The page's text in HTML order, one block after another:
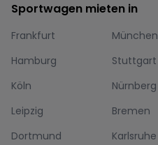
Sportwagen mieten in
Frankfurt München
Hamburg
Stuttgart
Köln
Nürnberg
Leipzig
Bremen
Dortmund
Karlsruhe